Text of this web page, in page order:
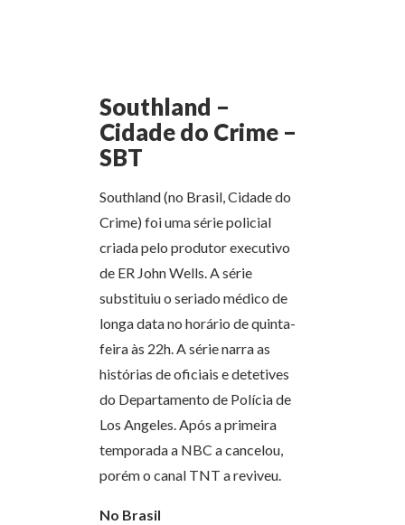
Southland –
Cidade do Crime –
SBT
Southland (no Brasil, Cidade do
Crime) foi uma série policial
criada pelo produtor executivo
de ER John Wells. A série
substituiu o seriado médico de
longa data no horário de quinta-
feira às 22h. A série narra as
histórias de oficiais e detetives
do Departamento de Polícia de
Los Angeles. Após a primeira
temporada a NBC a cancelou,
porém o canal TNT a reviveu.
No Brasil